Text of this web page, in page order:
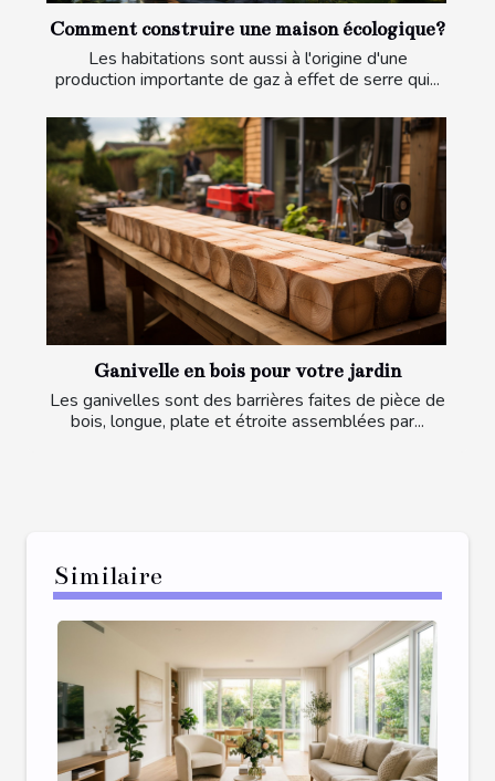
Comment construire une maison écologique?
Les habitations sont aussi à l'origine d'une
production importante de gaz à effet de serre qui...
Ganivelle en bois pour votre jardin
Les ganivelles sont des barrières faites de pièce de
bois, longue, plate et étroite assemblées par...
Similaire